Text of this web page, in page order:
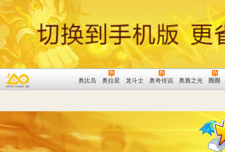
奥比岛 奥拉星 龙斗士 奥奇传说 奥雅之光 圈圈